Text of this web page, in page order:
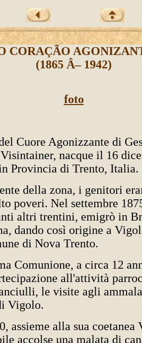
CORAÇÃO
(1865 Â– 1942)
foto
Cuore Agonizzante di
nacque il 16
Provincia di Trento, Italia.
della zona, i genitori
poveri. Nel settembre
altri trentini, emigrò in
dando così origine a
di Nova Trento.
Comunione, a circa 12
all'attività
le visite agli
Vigolo.
assieme alla sua coetanea
accolse una malata di